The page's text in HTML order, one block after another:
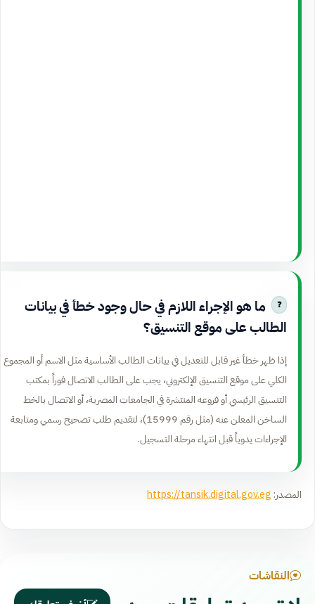
ما هو الإجراء اللازم في حال وجود خطأ في بيانات
الطالب على موقع التنسيق؟
إذا ظهر خطأ غير قابل للتعديل في بيانات الطالب الأساسية مثل الاسم أو المجموع
الكلي على موقع التنسيق الإلكتروني، يجب على الطالب الاتصال فوراً بمكتب
التنسيق الرئيسي أو فروعه المنتشرة في الجامعات المصرية، أو الاتصال بالخط
الساخن المعلن عنه (مثل رقم 15999)، لتقديم طلب تصحيح رسمي ومتابعة
الإجراءات يدوياً قبل انتهاء مرحلة التسجيل.
المصدر: https://tansik.digital.gov.eg
النقاشات